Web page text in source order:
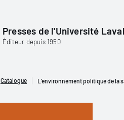
Presses de l'Université Laval
Éditeur depuis 1950
Catalogue L’environnement politique de la